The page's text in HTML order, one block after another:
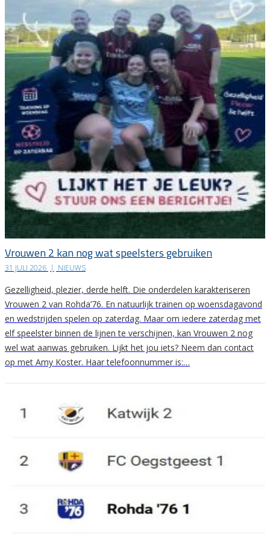
Vrouwen 2 kan nog wat speelsters gebruiken
31 JULI 2026 | NIEUWS
Gezelligheid, plezier, derde helft. Die onderdelen karakteriseren
Vrouwen 2 van Rohda’76. En natuurlijk trainen op woensdagavond
en wedstrijden spelen op zaterdag. Maar om iedere zaterdag met
elf speelster binnen de lijnen te verschijnen, kan Vrouwen 2 nog
wel wat aanwas gebruiken. Lijkt het jou iets? Neem dan contact
op met Amy Koster. Haar telefoonnummer is:…